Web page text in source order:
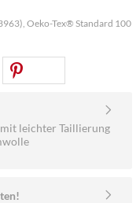
Oeko-Tex® Standard 100
leichter Taillierung